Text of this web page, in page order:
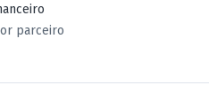
parceiro